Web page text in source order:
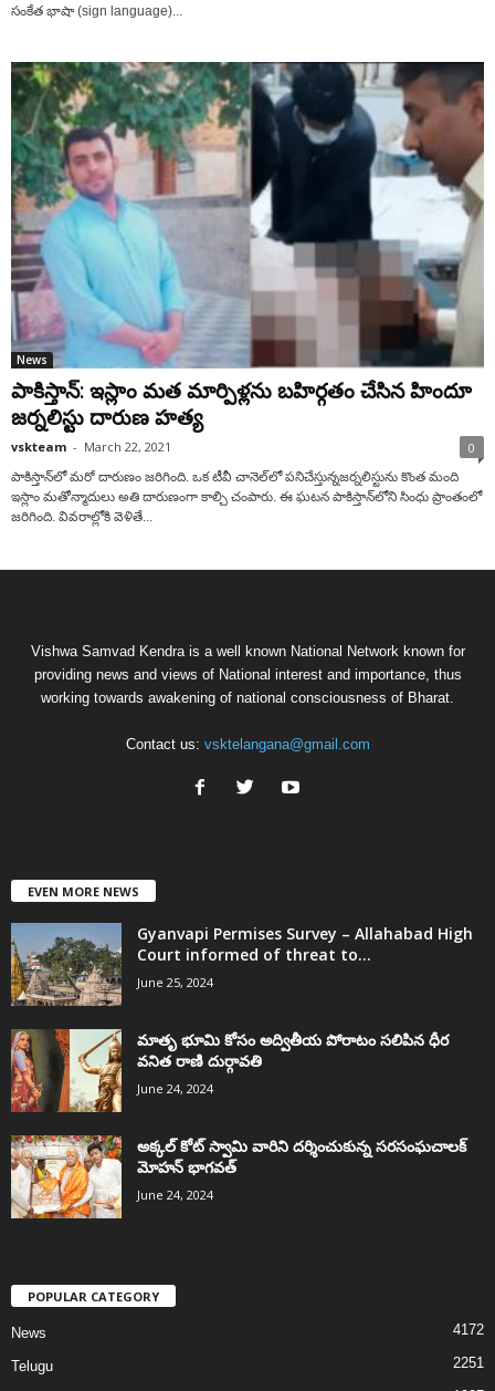
సంకేత భాషా (sign language)...
News
పాకిస్తాన్: ఇస్లాం మ‌త మార్పిళ్ల‌ను బ‌హిర్గ‌తం చేసిన హిందూ
జ‌ర్న‌లిస్టు దారుణ హ‌త్య‌
vskteam - March 22, 2021 0
పాకిస్తాన్‌లో మ‌రో దారుణం జ‌రిగింది. ఒక టీవీ చానెల్‌‌లో ప‌నిచేస్తున్నజ‌ర్న‌లిస్టును కొంత మంది
ఇస్లాం మ‌తోన్మాదులు అతి దారుణంగా కాల్చి చంపారు. ఈ ఘ‌ట‌న పాకిస్తాన్‌లోని సింధు ప్రాంతంలో
జ‌రిగింది. వివ‌రాల్లోకి వెళితే...
Vishwa Samvad Kendra is a well known National Network known for
providing news and views of National interest and importance, thus
working towards awakening of national consciousness of Bharat.
Contact us: vsktelangana@gmail.com
EVEN MORE NEWS
Gyanvapi Permises Survey – Allahabad High
Court informed of threat to...
June 25, 2024
మాతృ భూమి కోసం అద్వితీయ పోరాటం సలిపిన ధీర
వనిత రాణి దుర్గావతి
June 24, 2024
అక్కల్‌ కోట్‌ స్వామి వారిని దర్శించుకున్న సరసంఘచాలక్
మోహన్ భాగవత్
June 24, 2024
POPULAR CATEGORY
News 4172
Telugu
2251